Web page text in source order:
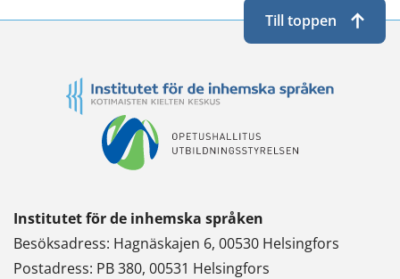
Institutet för de inhemska språken
Besöksadress: Hagnäskajen 6, 00530 Helsingfors
Postadress: PB 380, 00531 Helsingfors
Till toppen